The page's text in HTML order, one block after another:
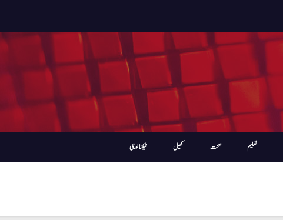
تعلیم صحت کھیل ٹیکنالوجی